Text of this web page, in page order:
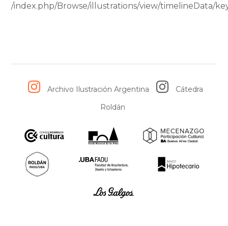
/index.php/Browse/illustrations/view/timelineData/
Archivo Ilustración Argentina
Cátedra
Roldán